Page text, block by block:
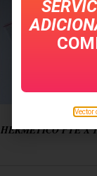
BOLSA CIERRE
HERMETICO PTE X
Vector